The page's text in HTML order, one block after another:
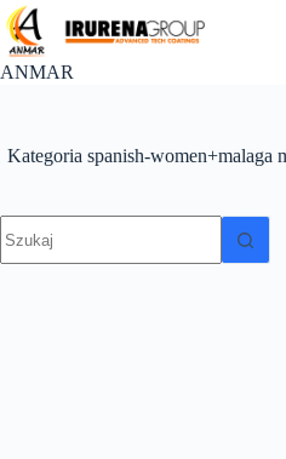
Przejdź
do
treści
ANMAR
Kategoria spanish-women+malaga
wyników